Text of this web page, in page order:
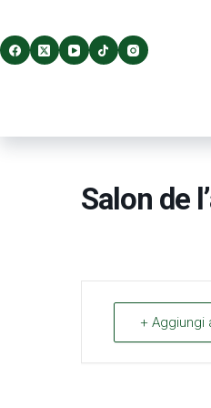
contenuto
Salon de
+ Aggiungi